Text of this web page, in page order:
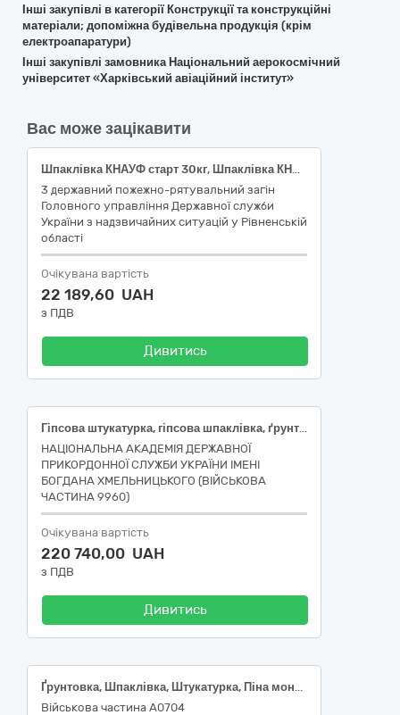
Інші закупівлі в категорії Конструкції та конструкційні
матеріали; допоміжна будівельна продукція (крім
електроапаратури)
Інші закупівлі замовника Національний аерокосмічний
університет «Харківський авіаційний інститут»
Вас може зацікавити
Шпаклівка КНАУФ старт 30кг, Шпаклівка КНАУФ фініш 25 кг
3 державний пожежно-рятувальний загін
Головного управління Державної служби
України з надзвичайних ситуацій у Рівненській
області
Очікувана вартість
22 189,60 UAH
з ПДВ
Дивитись
Гіпсова штукатурка, гіпсова шпаклівка, ґрунтовка глибокопроникна
НАЦІОНАЛЬНА АКАДЕМІЯ ДЕРЖАВНОЇ
ПРИКОРДОННОЇ СЛУЖБИ УКРАЇНИ ІМЕНІ
БОГДАНА ХМЕЛЬНИЦЬКОГО (ВІЙСЬКОВА
ЧАСТИНА 9960)
Очікувана вартість
220 740,00 UAH
з ПДВ
Дивитись
Ґрунтовка, Шпаклівка, Штукатурка, Піна монтажна
Військова частина А0704